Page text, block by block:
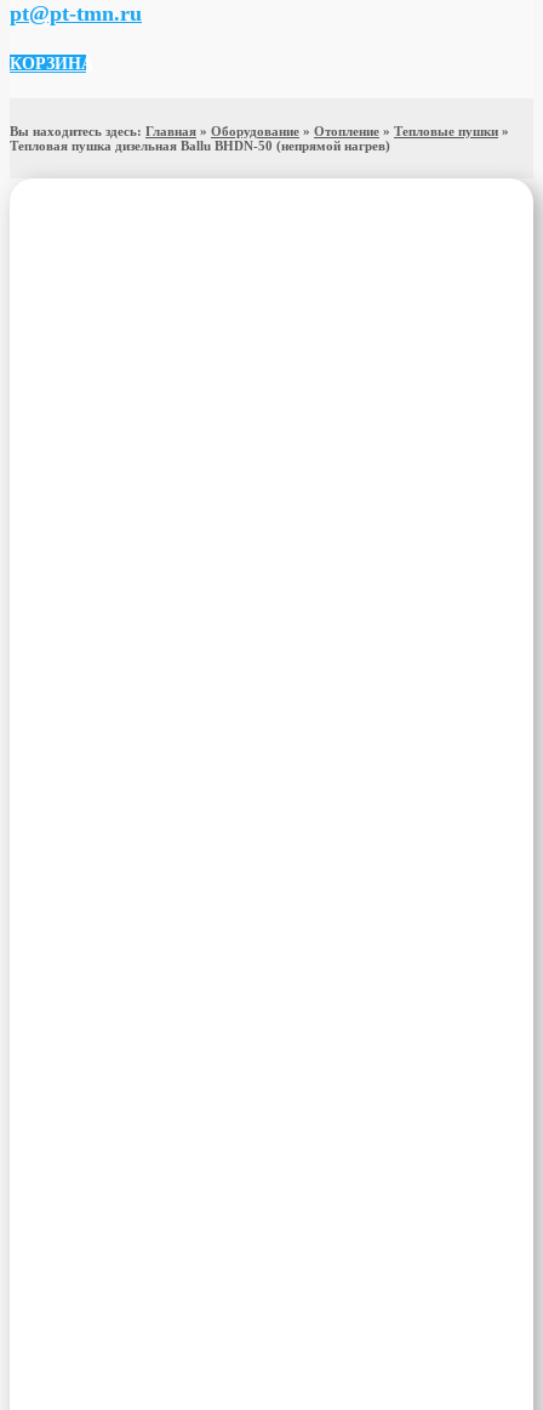
pt@pt-tmn.ru
КОРЗИНА
Вы находитесь здесь: Главная » Оборудование » Отопление » Тепловые пушки »
Тепловая пушка дизельная Ballu BHDN-50 (непрямой нагрев)